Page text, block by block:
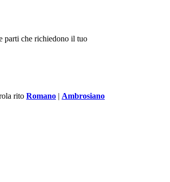
parti che richiedono il tuo
rito Romano | Ambrosiano